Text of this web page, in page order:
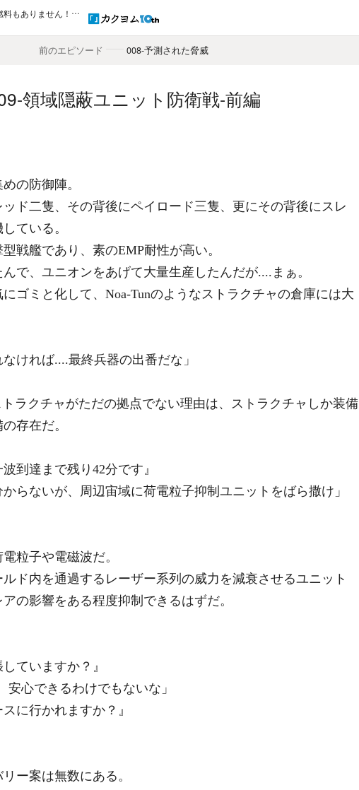
【完結】SFゲームの世界に転移したけど物資も燃料もありません！艦隊司令の異世界宇宙開拓紀
前のエピソード
―― 008-予測された脅威
領域隠蔽ユニット防衛戦-前編
の防御陣。
ド二隻、その背後にペイロード三隻、更にその背後にスレ
ている。
戦艦であり、素のEMP耐性が高い。
で、ユニオンをあげて大量生産したんだが....まぁ。
ゴミと化して、Noa-Tunのようなストラクチャの倉庫には大
なければ....最終兵器の出番だな」
ラクチャがただの拠点でない理由は、ストラクチャしか装備
存在だ。
到達まで残り42分です』
からないが、周辺宙域に荷電粒子抑制ユニットをばら撒け」
粒子や電磁波だ。
ド内を通過するレーザー系列の威力を減衰させるユニット
の影響をある程度抑制できるはずだ。
ていますか？』
安心できるわけでもないな」
に行かれますか？』
ー案は無数にある。